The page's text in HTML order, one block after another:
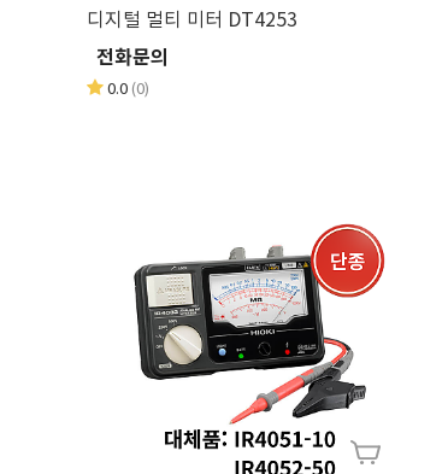
디지털 멀티 미터 DT4253
전화문의
0.0 (0)